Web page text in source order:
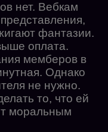
нет. Вебкам
фантазии.
оплата.
мемберов в
Однако
не нужно.
то, что ей
моральным